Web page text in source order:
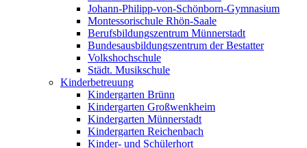
Johann-Philipp-von-Schönborn-Gymnasium
Montessorischule Rhön-Saale
Berufsbildungszentrum Münnerstadt
Bundesausbildungszentrum der Bestatter
Volkshochschule
Städt. Musikschule
Kinderbetreuung
Kindergarten Brünn
Kindergarten Großwenkheim
Kindergarten Münnerstadt
Kindergarten Reichenbach
Kinder- und Schülerhort